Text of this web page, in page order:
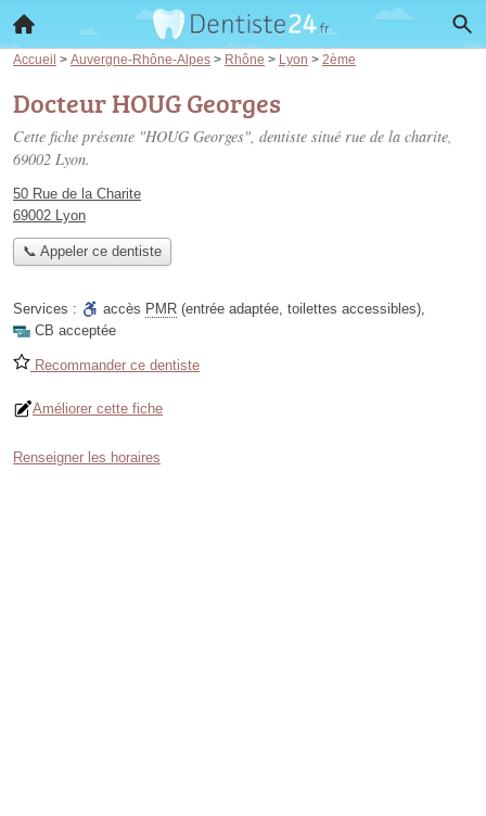
Accueil > Auvergne-Rhône-Alpes > Rhône > Lyon > 2ème
Docteur HOUG Georges
Cette fiche présente "HOUG Georges", dentiste situé rue de la charite,
69002 Lyon.
50 Rue de la Charite
69002 Lyon
📞 Appeler ce dentiste
Services : accès PMR (entrée adaptée, toilettes accessibles),
CB acceptée
Recommander ce dentiste
Améliorer cette fiche
Renseigner les horaires